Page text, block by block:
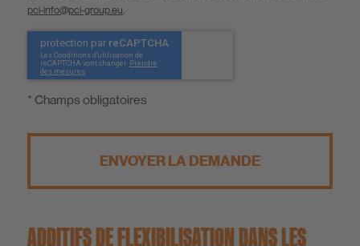
pci-info@pci-group.eu.
* Champs obligatoires
ENVOYER LA DEMANDE
ADDITIFS DE FLEXIBILISATION DANS LES